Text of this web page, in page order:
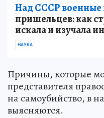
Над СССР военные
пришельцев: как
искала и изучала
НАУКА
Причины, которые
представителя
на самоубийство, в
выясняются.